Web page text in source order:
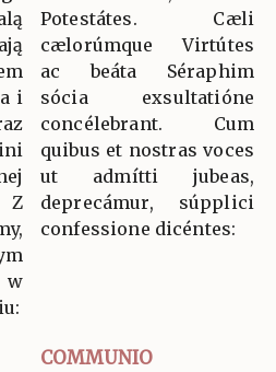
i
Z
Potestátes. Cæli
cælorúmque Virtútes
ac beáta Séraphim
sócia exsultatióne
concélebrant. Cum
quibus et nostras voces
ut admítti jubeas,
deprecámur, súpplici
confessione dicéntes:
COMMUNIO